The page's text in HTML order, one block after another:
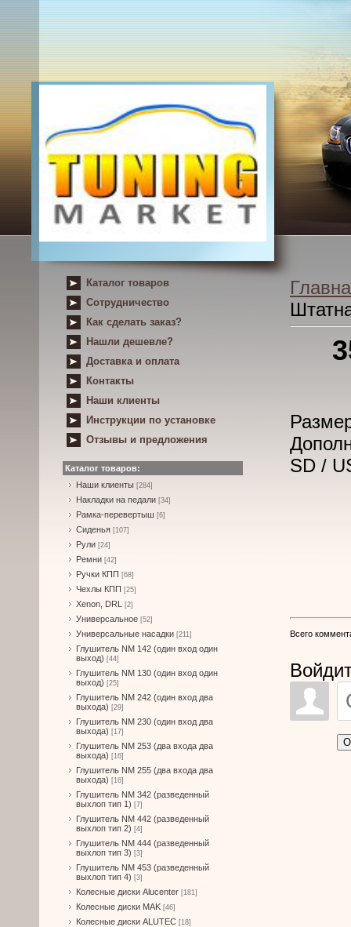
Каталог товаров
Сотрудничество
Как сделать заказ?
Нашли дешевле?
Доставка и оплата
Контакты
Наши клиенты
Инструкции по установке
Отзывы и предложения
Каталог товаров:
Наши клиенты [284]
Накладки на педали [34]
Рамка-перевертыш [6]
Сиденья [107]
Рули [24]
Ремни [42]
Ручки КПП [68]
Чехлы КПП [25]
Xenon, DRL [2]
Универсальное [52]
Универсальные насадки [211]
Глушитель NM 142 (один вход один
выход) [44]
Глушитель NM 130 (один вход один
выход) [25]
Глушитель NM 242 (один вход два
выхода) [29]
Глушитель NM 230 (один вход два
выхода) [17]
Глушитель NM 253 (два входа два
выхода) [16]
Глушитель NM 255 (два входа два
выхода) [16]
Глушитель NM 342 (разведенный
выхлоп тип 1) [7]
Глушитель NM 442 (разведенный
выхлоп тип 2) [4]
Глушитель NM 444 (разведенный
выхлоп тип 3) [3]
Глушитель NM 453 (разведенный
выхлоп тип 4) [3]
Колесные диски Alucenter [181]
Колесные диски MAK [46]
Колесные диски ALUTEC [18]
SD /
Всего